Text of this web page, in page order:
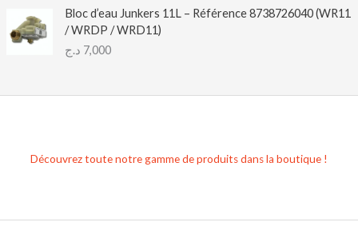
Bloc d’eau Junkers 11L – Référence 8738726040 (WR11
/ WRDP / WRD11)
7,000 د.ج
Découvrez toute notre gamme de produits dans la boutique !